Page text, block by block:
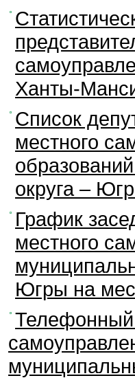
Ханты-
Список
местного
округа –
График
местного
Югры на
Телефонный